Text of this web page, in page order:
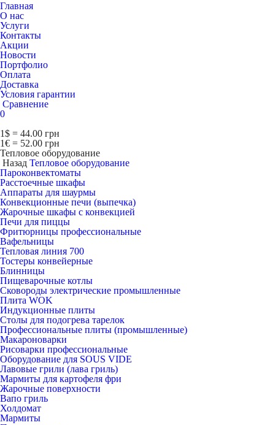
Главная
О нас
Услуги
Контакты
Акции
Новости
Портфолио
Оплата
Доставка
Условия гарантии
Сравнение
0
1$ = 44.00 грн
1€ = 52.00 грн
Тепловое оборудование
Назад Тепловое оборудование
Пароконвектоматы
Расcтоечные шкафы
Аппараты для шаурмы
Конвекционные печи (выпечка)
Жарочные шкафы с конвекцией
Печи для пиццы
Фритюрницы профессиональные
Вафельницы
Тепловая линия 700
Тостеры конвейерные
Блинницы
Пищеварочные котлы
Сковороды электрические промышленные
Плита WOK
Индукционные плиты
Столы для подогрева тарелок
Профессиональные плиты (промышленные)
Макароноварки
Рисоварки профессиональные
Оборудование для SOUS VIDE
Лавовые грили (лава гриль)
Мармиты для картофеля фри
Жарочные поверхности
Вапо гриль
Холдомат
Мармиты